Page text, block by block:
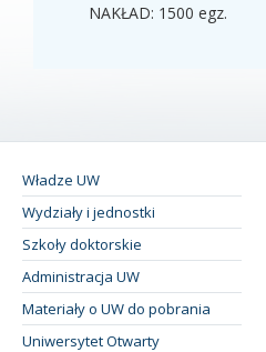
NAKŁAD: 1500 egz.
Władze UW
Wydziały i jednostki
Szkoły doktorskie
Administracja UW
Materiały o UW do pobrania
Uniwersytet Otwarty